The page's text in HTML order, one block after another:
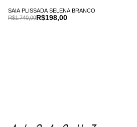
SAIA PLISSADA SELENA BRANCO
R$198,00
R$1.740,00